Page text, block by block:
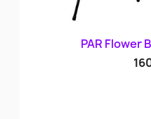
Szybki
PAR Flower